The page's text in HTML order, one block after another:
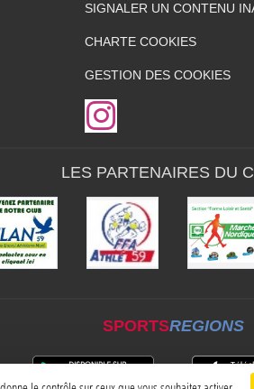
SIGNALER UN CONTENU
CHARTE COOKIES
GESTION DES COOKIES
LES PARTENAIRES DU
SPORTSREGIONS